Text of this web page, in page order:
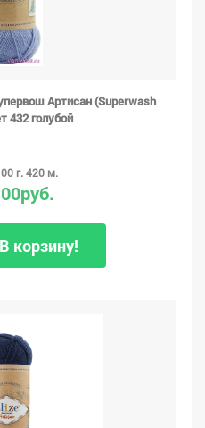
Артисан (Superwash
432 голубой
г. 420 м.
В корзину!